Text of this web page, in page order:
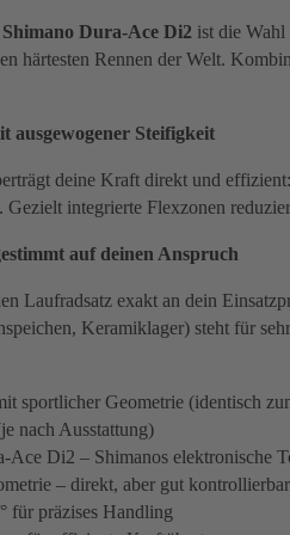
Shimano Dura-Ace Di2 ist die
härtesten Rennen der Welt.
ausgewogener Steifigkeit
deine Kraft direkt und
integrierte Flexzonen
auf deinen Anspruch
Laufradsatz exakt an dein
Keramiklager) steht für
sportlicher Geometrie (identisch
nach Ausstattung)
Ace Di2 – Shimanos elektronische
– direkt, aber gut kontrollierbar
für präzises Handling